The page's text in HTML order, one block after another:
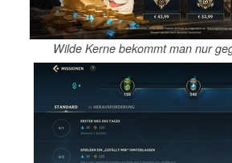
Wilde Kerne bekommt man nur